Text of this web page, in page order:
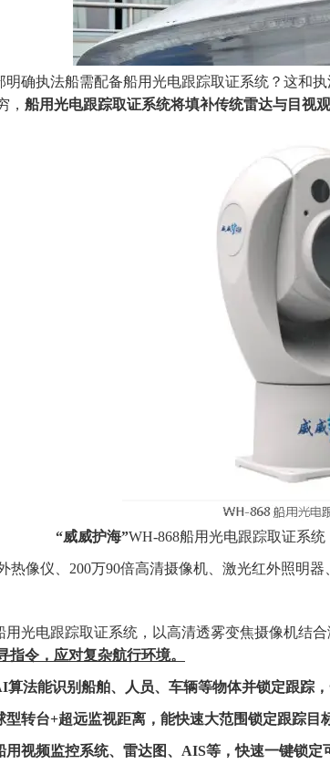
明确执法船需配备船用光电跟踪取证系统？这和
， 船用光电跟踪取证系统将填补传统雷达与目视
“威威护海”WH-868船用光电跟踪取证系统
热像仪、 200万90倍高清摄像机、激光红外照明
用光电跟踪取证系统，以高清透雾变焦摄像机结合
指令 ，应对复杂航行环境。
算法能识别船舶、 人员、车辆等物体并锁定跟踪
型转台+超远监视距离，能快速大范围锁定跟踪目
用视频监控系统、雷达图、 AIS等 ，快速一键锁定